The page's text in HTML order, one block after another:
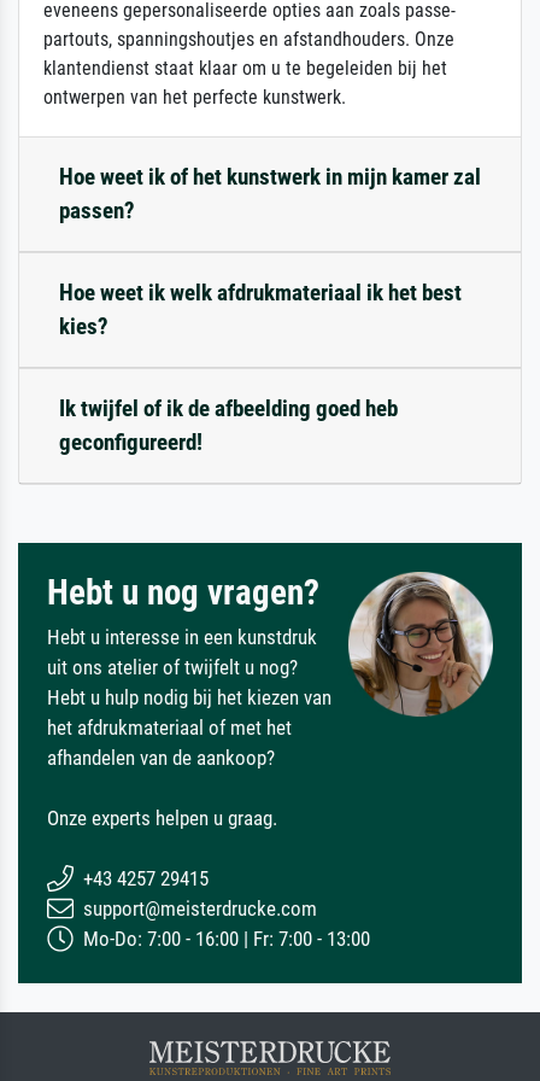
eveneens gepersonaliseerde opties aan zoals passe-
partouts, spanningshoutjes en afstandhouders. Onze
klantendienst staat klaar om u te begeleiden bij het
ontwerpen van het perfecte kunstwerk.
Hoe weet ik of het kunstwerk in mijn kamer zal
passen?
Hoe weet ik welk afdrukmateriaal ik het best
kies?
Ik twijfel of ik de afbeelding goed heb
geconfigureerd!
Hebt u nog vragen?
Hebt u interesse in een kunstdruk
uit ons atelier of twijfelt u nog?
Hebt u hulp nodig bij het kiezen van
het afdrukmateriaal of met het
afhandelen van de aankoop?
Onze experts helpen u graag.
+43 4257 29415
support@meisterdrucke.com
Mo-Do: 7:00 - 16:00 | Fr: 7:00 - 13:00